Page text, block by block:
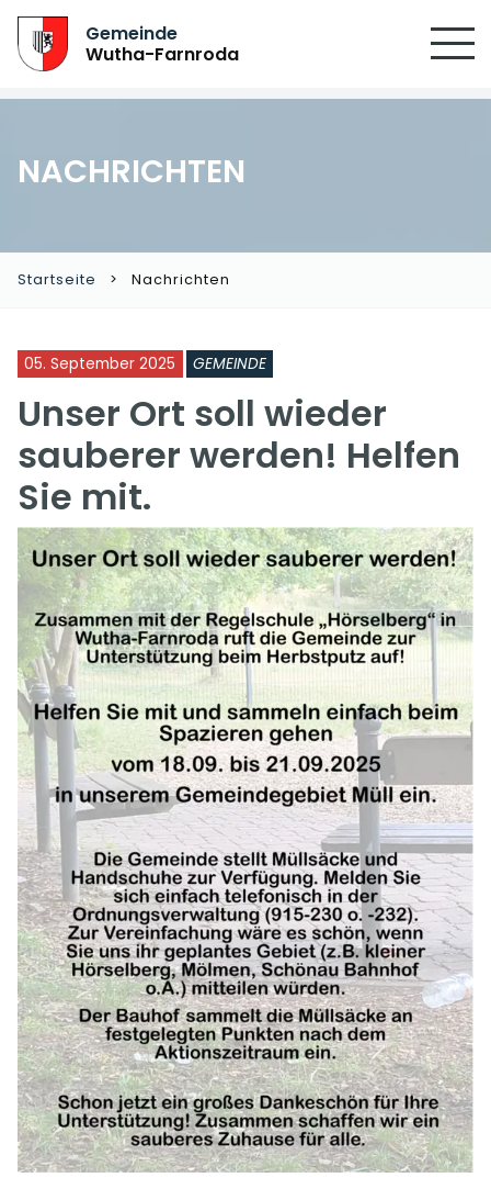
Gemeinde
Wutha-Farnroda
NACHRICHTEN
Startseite Nachrichten
05. September 2025 GEMEINDE
Unser Ort soll wieder
sauberer werden! Helfen
Sie mit.